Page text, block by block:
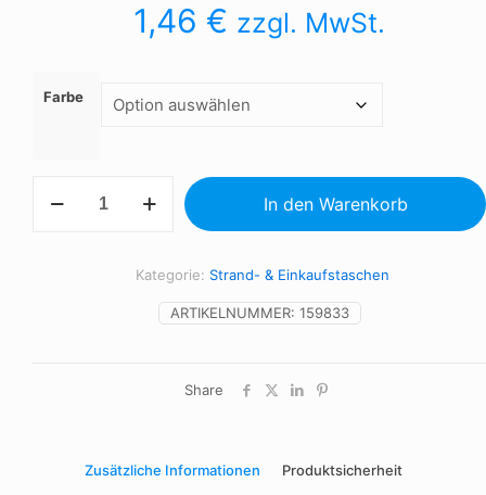
1,46 € zzgl. MwSt.
Farbe
Einkaufstasche
In den Warenkorb
ARTIKELNUMMER: 159833
Kategorie: Strand- & Einkaufstaschen
Share
Zusätzliche Informationen Produktsicherheit